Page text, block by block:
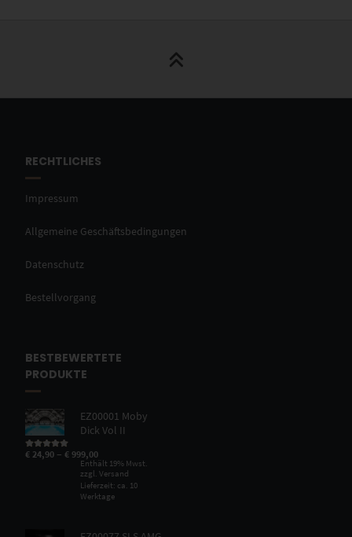
RECHTLICHES
Impressum
Allgemeine Geschäftsbedingungen
Datenschutz
Bestellvorgang
BESTBEWERTETE
PRODUKTE
EZ00001 Moby
Dick Vol II
Bewertet mit
von 5
€ 24,90 –€ 999,00
Enthält 19% Mwst.
zzgl.Versand
Lieferzeit: ca. 10
Werktage